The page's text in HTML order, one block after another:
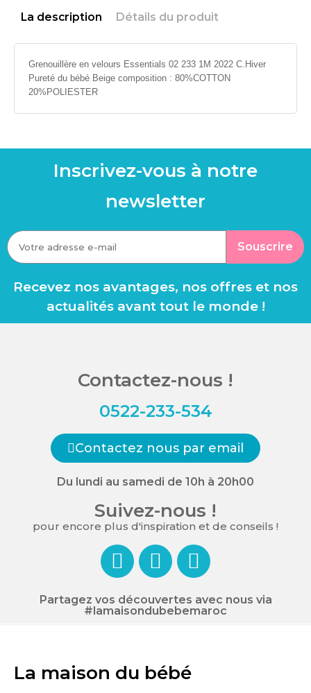
La description Détails du produit
Grenouillère en velours Essentials 02 233 1M 2022 C.Hiver
Pureté du bébé Beige composition : 80%COTTON
20%POLIESTER
Inscrivez-vous à notre
newsletter
Souscrire
Recevez nos avantages, nos offres et nos
actualités avant tout le monde !
Contactez-nous !
0522-233-534
Contactez nous par email
Du lundi au samedi de 10h à 20h00
Suivez-nous !
pour encore plus d'inspiration et de conseils !
Partagez vos découvertes avec nous via
#lamaisondubebemaroc
La maison du bébé